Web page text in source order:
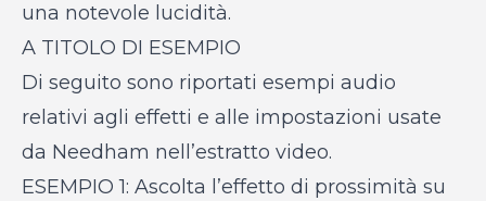
una notevole lucidità.
A TITOLO DI ESEMPIO
Di seguito sono riportati esempi audio
relativi agli effetti e alle impostazioni usate
da Needham nell’estratto video.
ESEMPIO 1: Ascolta l’effetto di prossimità su